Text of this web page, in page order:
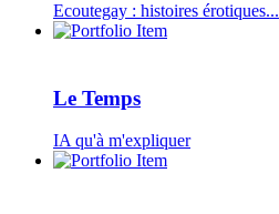
Ecoutegay : histoires érotiques...
Le Temps
IA qu'à m'expliquer